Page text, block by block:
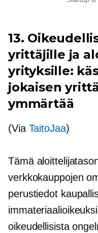
13.
yrittäjille ja
yrityksille:
jokaisen
ymmärtää
(Via TaitoJaa)
Tämä
verkkokauppojen
perustiedot
oikeudellisista